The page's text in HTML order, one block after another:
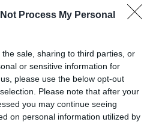
Process My Personal
sale, sharing to third parties, or
or sensitive information for
please use the below opt-out
Please note that after your
you may continue seeing
on personal information utilized by
ΧΡΟΝΟΣ – ΔΡΑΣΕΙΣ
λεπτά